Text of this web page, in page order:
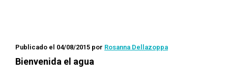
Publicado el 04/08/2015 por Rosanna Dellazoppa
Bienvenida el agua